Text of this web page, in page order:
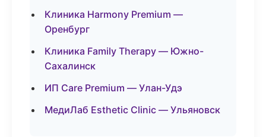
Клиника Harmony Premium —
Оренбург
Клиника Family Therapy — Южно-
Сахалинск
ИП Care Premium — Улан-Удэ
МедиЛаб Esthetic Clinic — Ульяновск